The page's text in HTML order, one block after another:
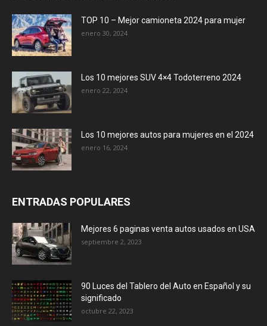
TOP 10 – Mejor camioneta 2024 para mujer
enero 30, 2024
Los 10 mejores SUV 4×4 Todoterreno 2024
enero 22, 2024
Los 10 mejores autos para mujeres en el 2024
enero 16, 2024
ENTRADAS POPULARES
Mejores 6 paginas venta autos usados en USA
septiembre 2, 2023
90 Luces del Tablero del Auto en Español y su
significado
octubre 22, 2023